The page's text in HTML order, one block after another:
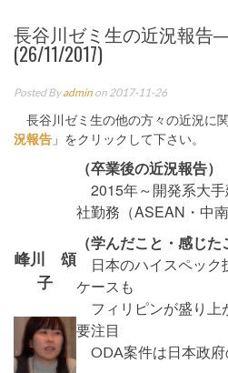
長谷川ゼミ生の近況報
(26/11/2017)
Posted Byadmin on 2017-11-26
長谷川ゼミ生の他の方々の近況に
況報告 」をクリックして下さい。
峰川 頌
子
（卒業後の近況報告）
2015年～開発系大
社勤務（ASEAN・中
（学んだこと・感じた
日本のハイスペック
ケースも
フィリピンが盛り上
要注目
ODA案件は日本政府